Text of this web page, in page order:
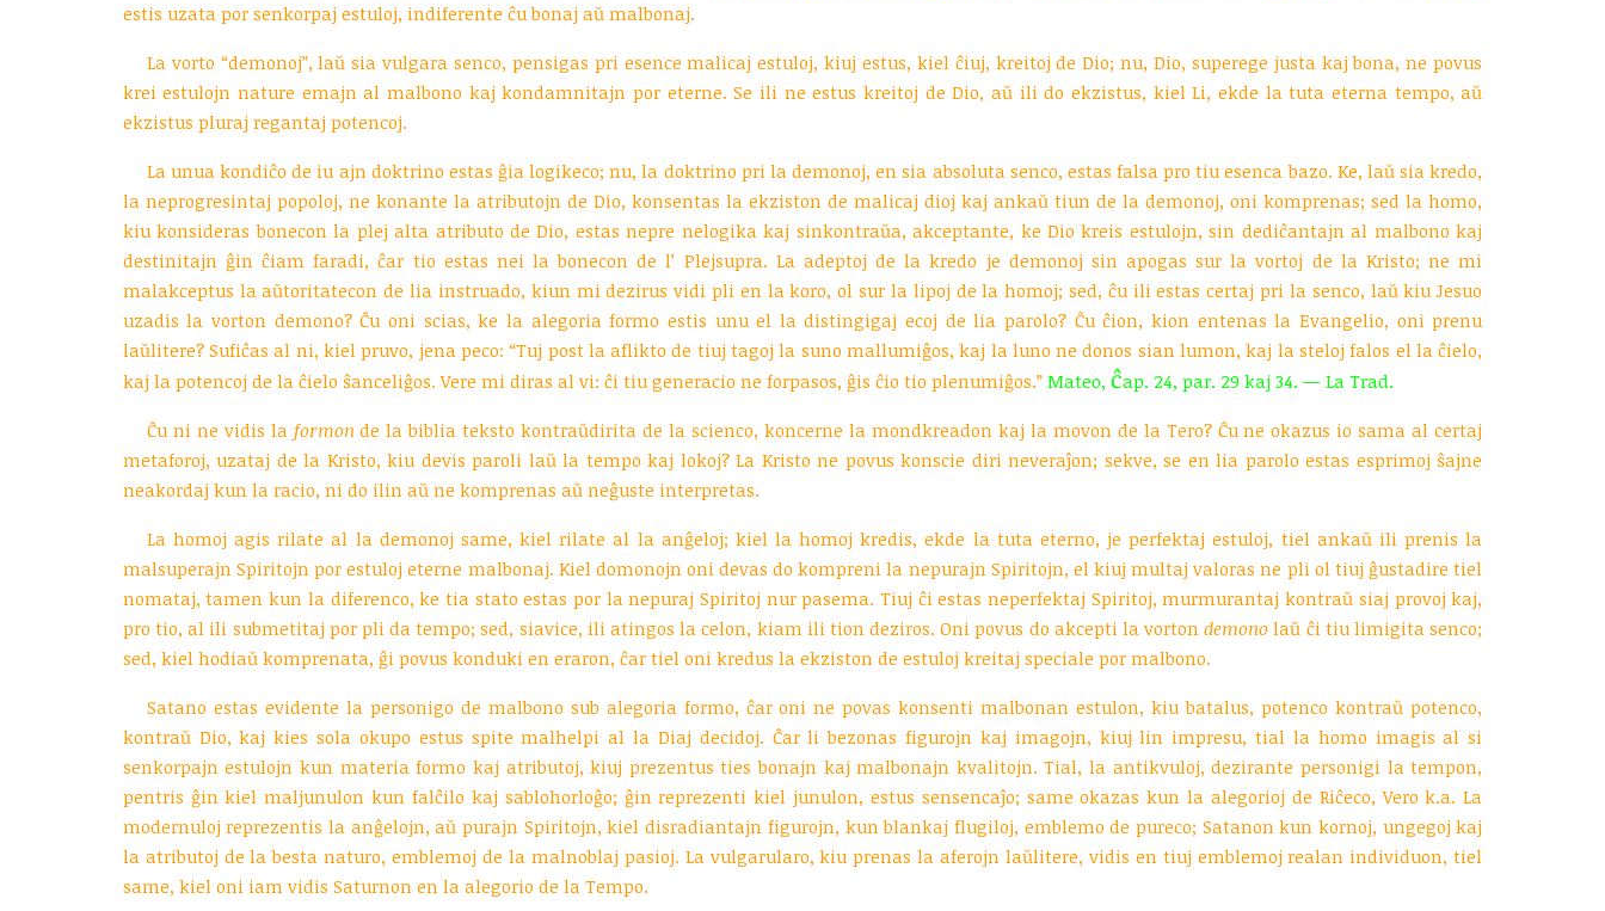
estis uzata por senkorpaj estuloj, indiferente ĉu bonaj aŭ malbonaj.
La vorto “demonoj”, laŭ sia vulgara senco, pensigas pri esence malicaj estuloj, kiuj estus, kiel ĉiuj, kreitoj de Dio; nu, Dio, superege justa kaj bona, ne povus
krei estulojn nature emajn al malbono kaj kondamnitajn por eterne. Se ili ne estus kreitoj de Dio, aŭ ili do ekzistus, kiel Li, ekde la tuta eterna tempo, aŭ
ekzistus pluraj regantaj potencoj.
La unua kondiĉo de iu ajn doktrino estas ĝia logikeco; nu, la doktrino pri la demonoj, en sia absoluta senco, estas falsa pro tiu esenca bazo. Ke, laŭ sia kredo,
la neprogresintaj popoloj, ne konante la atributojn de Dio, konsentas la ekziston de malicaj dioj kaj ankaŭ tiun de la demonoj, oni komprenas; sed la homo,
kiu konsideras bonecon la plej alta atributo de Dio, estas nepre nelogika kaj sinkontraŭa, akceptante, ke Dio kreis estulojn, sin dediĉantajn al malbono kaj
destinitajn ĝin ĉiam faradi, ĉar tio estas nei la bonecon de l’ Plejsupra. La adeptoj de la kredo je demonoj sin apogas sur la vortoj de la Kristo; ne mi
malakceptus la aŭtoritatecon de lia instruado, kiun mi dezirus vidi pli en la koro, ol sur la lipoj de la homoj; sed, ĉu ili estas certaj pri la senco, laŭ kiu Jesuo
uzadis la vorton demono? Ĉu oni scias, ke la alegoria formo estis unu el la distingigaj ecoj de lia parolo? Ĉu ĉion, kion entenas la Evangelio, oni prenu
laŭlitere? Sufiĉas al ni, kiel pruvo, jena peco: “Tuj post la aflikto de tiuj tagoj la suno mallumiĝos, kaj la luno ne donos sian lumon, kaj la steloj falos el la ĉielo,
kaj la potencoj de la ĉielo ŝanceliĝos. Vere mi diras al vi: ĉi tiu generacio ne forpasos, ĝis ĉio tio plenumiĝos.” Mateo, ĉap. 24, par. 29 kaj 34. — La Trad.
Ĉu ni ne vidis la formon de la biblia teksto kontraŭdirita de la scienco, koncerne la mondkreadon kaj la movon de la Tero? Ĉu ne okazus io sama al certaj
metaforoj, uzataj de la Kristo, kiu devis paroli laŭ la tempo kaj lokoj? La Kristo ne povus konscie diri neveraĵon; sekve, se en lia parolo estas esprimoj ŝajne
neakordaj kun la racio, ni do ilin aŭ ne komprenas aŭ neĝuste interpretas.
La homoj agis rilate al la demonoj same, kiel rilate al la anĝeloj; kiel la homoj kredis, ekde la tuta eterno, je perfektaj estuloj, tiel ankaŭ ili prenis la
malsuperajn Spiritojn por estuloj eterne malbonaj. Kiel domonojn oni devas do kompreni la nepurajn Spiritojn, el kiuj multaj valoras ne pli ol tiuj ĝustadire tiel
nomataj, tamen kun la diferenco, ke tia stato estas por la nepuraj Spiritoj nur pasema. Tiuj ĉi estas neperfektaj Spiritoj, murmurantaj kontraŭ siaj provoj kaj,
pro tio, al ili submetitaj por pli da tempo; sed, siavice, ili atingos la celon, kiam ili tion deziros. Oni povus do akcepti la vortondemono laŭ ĉi tiu limigita senco;
sed, kiel hodiaŭ komprenata, ĝi povus konduki en eraron, ĉar tiel oni kredus la ekziston de estuloj kreitaj speciale por malbono.
Satano estas evidente la personigo de malbono sub alegoria formo, ĉar oni ne povas konsenti malbonan estulon, kiu batalus, potenco kontraŭ potenco,
kontraŭ Dio, kaj kies sola okupo estus spite malhelpi al la Diaj decidoj. Ĉar li bezonas figurojn kaj imagojn, kiuj lin impresu, tial la homo imagis al si
senkorpajn estulojn kun materia formo kaj atributoj, kiuj prezentus ties bonajn kaj malbonajn kvalitojn. Tial, la antikvuloj, dezirante personigi la tempon,
pentris ĝin kiel maljunulon kun falĉilo kaj sablohorloĝo; ĝin reprezenti kiel junulon, estus sensencaĵo; same okazas kun la alegorioj de Riĉeco, Vero k.a. La
modernuloj reprezentis la anĝelojn, aŭ purajn Spiritojn, kiel disradiantajn figurojn, kun blankaj flugiloj, emblemo de pureco; Satanon kun kornoj, ungegoj kaj
la atributoj de la besta naturo, emblemoj de la malnoblaj pasioj. La vulgarularo, kiu prenas la aferojn laŭlitere, vidis en tiuj emblemoj realan individuon, tiel
same, kiel oni iam vidis Saturnon en la alegorio de la Tempo.